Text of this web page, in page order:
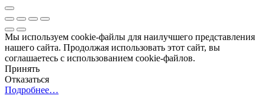
Мы используем cookie-файлы для наилучшего представления
нашего сайта. Продолжая использовать этот сайт, вы
соглашаетесь с использованием cookie-файлов.
Принять
Отказаться
Подробнее…